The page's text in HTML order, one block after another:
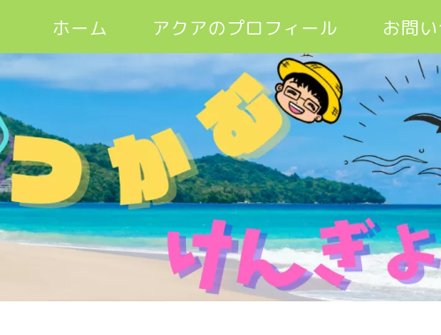
ホーム アクアのプロフィール お問